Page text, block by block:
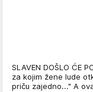
SLAVEN DOŠLO ĆE
za kojim žene lude
priču zajedno..." A